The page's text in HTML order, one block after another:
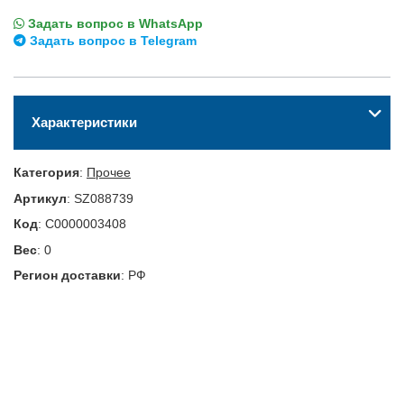
Задать вопрос в WhatsApp
Задать вопрос в Telegram
Характеристики
Категория: Прочее
Артикул: SZ088739
Код: С0000003408
Вес: 0
Регион доставки: РФ